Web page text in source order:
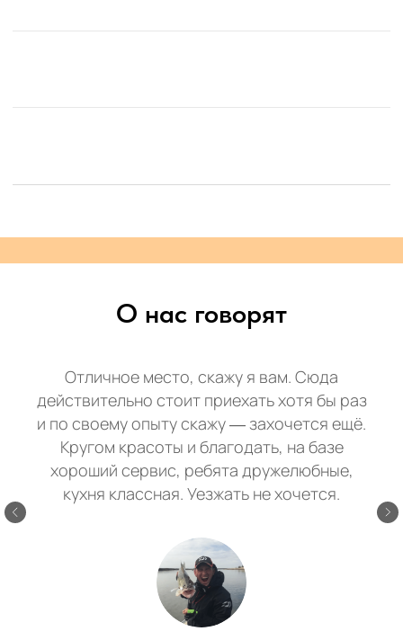
О нас говорят
Отличное место, скажу я вам. Сюда
действительно стоит приехать хотя бы раз
и по своему опыту скажу — захочется ещё.
Кругом красоты и благодать, на базе
хороший сервис, ребята дружелюбные,
кухня классная. Уезжать не хочется.